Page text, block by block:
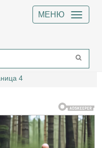
МЕНЮ
4